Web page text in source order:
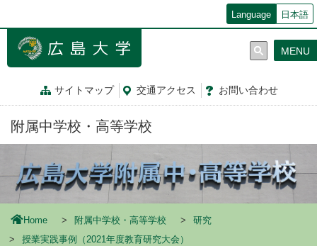
ン
Language 日本語
サイトマップ 交通アクセス お問い合わせ
MENU
附属中学校・高等学校
Home 附属中学校・高等学校
研究
授業実践事例（2021年度教育研究大会）